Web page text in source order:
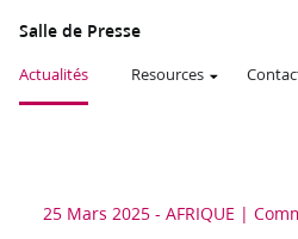
Salle de Presse
Actualités Resources
25 Mars 2025 - AFRIQUE